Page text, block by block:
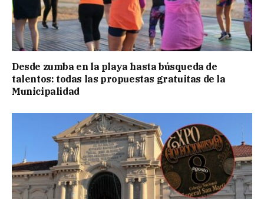
Desde zumba en la playa hasta búsqueda de
talentos: todas las propuestas gratuitas de la
Municipalidad